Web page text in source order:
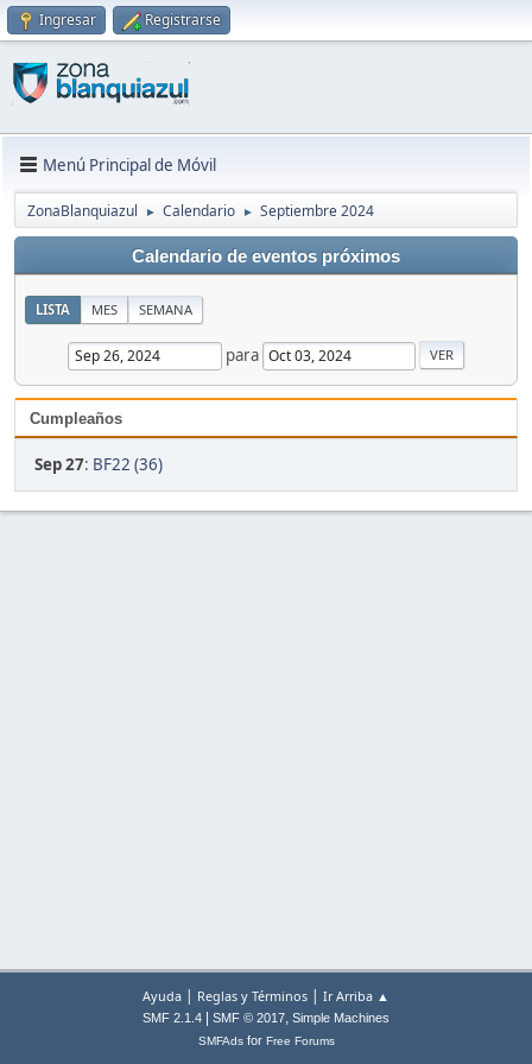
Ingresar Registrarse
Menú Principal de Móvil
ZonaBlanquiazul ► Calendario ► Septiembre 2024
Calendario de eventos próximos
LISTA MES SEMANA
para
Cumpleaños
Sep 27: BF22 (36)
Ayuda | Reglas y Términos | Ir Arriba ▲
SMF 2.1.4 SMF © 2017, Simple Machines
SMFAdsfor Free Forums